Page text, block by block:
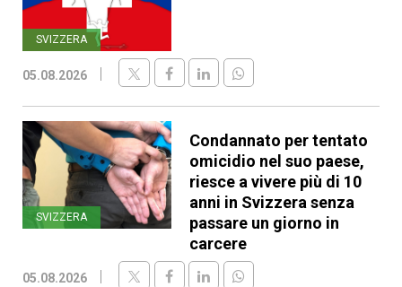
SVIZZERA
05.08.2026
SVIZZERA
Condannato per tentato
omicidio nel suo paese,
riesce a vivere più di 10
anni in Svizzera senza
passare un giorno in
carcere
05.08.2026